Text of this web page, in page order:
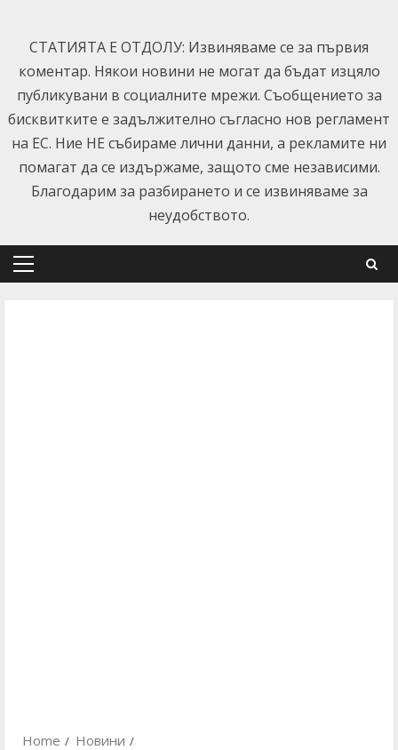
content
СТАТИЯТА Е ОТДОЛУ: Извиняваме се за първия
коментар. Някои новини не могат да бъдат изцяло
публикувани в социалните мрежи. Съобщението за
бисквитките е задължително съгласно нов регламент
на ЕС. Ние НЕ събираме лични данни, а рекламите ни
помагат да се издържаме, защото сме независими.
Благодарим за разбирането и се извиняваме за
неудобството.
Primary
Home
Новини